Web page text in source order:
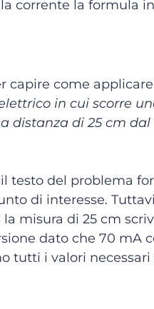
corrente la formula
capire come
in cui scorre
distanza di 25 cm
testo del problema
di interesse.
misura di 25 cm
dato che 70 mA
tutti i valori